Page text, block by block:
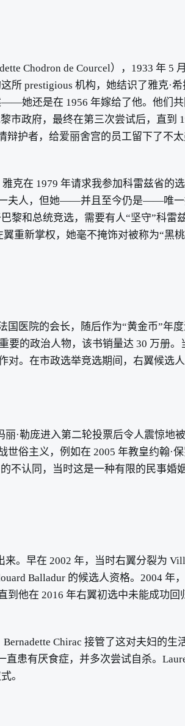
Chodron de Courcel），1933 年
所 prestigious 机构，她结识了雅克
她还是在 1956 年嫁给了他。他们
市政府，最终在第三次尝试后，直
护者，给爱丽舍宫的员工留下了不
在 1979 年请求我参加科雷兹省的
夫人，但她——并且至今仍是——唯一
黎和总统竞选，需要有人“坚守”科
重新掌权，她毫不掩饰对被称为“黑
医院的会长，随后作为“黄金币”年
要的政治人物，该书销量达 30 万册
。在市政选举竞选期间，右翼候选
·勒庞进入第二轮投票后令人震惊
俗主义，例如在 2005 年教皇约翰·
不认同，当时这是一种有限的民事
。早在 2002 年，当时右翼分裂为
Balladur 的候选人资格。2004
他在 2016 年右翼初选中未能成功回
Chirac 接管了这对夫妇的
患有厌食症，并多次尝试自杀。
。